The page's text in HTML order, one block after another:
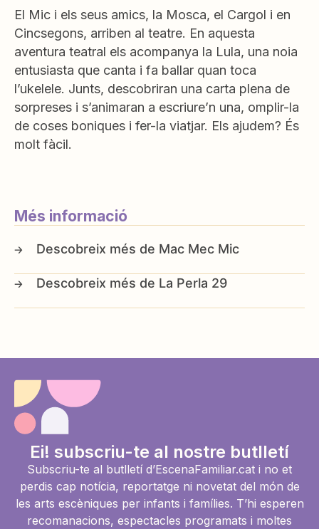
El Mic i els seus amics, la Mosca, el Cargol i en
Cincsegons, arriben al teatre. En aquesta
aventura teatral els acompanya la Lula, una noia
entusiasta que canta i fa ballar quan toca
l’ukelele. Junts, descobriran una carta plena de
sorpreses i s’animaran a escriure’n una, omplir-la
de coses boniques i fer-la viatjar. Els ajudem? És
molt fàcil.
Més informació
Mac Mec Mic
La Perla 29
Ei! subscriu-te al nostre butlletí
Subscriu-te al butlletí d’EscenaFamiliar.cat i no et
perdis cap notícia, reportatge ni novetat del món de
les arts escèniques per infants i famílies. T’hi esperen
recomanacions, espectacles programats i moltes